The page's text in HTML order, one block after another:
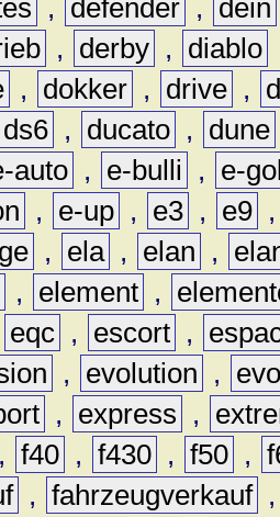
, defender , dein
, derby , diablo
, dokker , drive ,
ds6 , ducato , dune
auto , e-bulli ,
e-
, e-up , e3 , e9
, ela , elan ,
, element ,
eqc , escort ,
, evolution ,
, express ,
, f40 , f430 , f50 ,
, fahrzeugverkauf